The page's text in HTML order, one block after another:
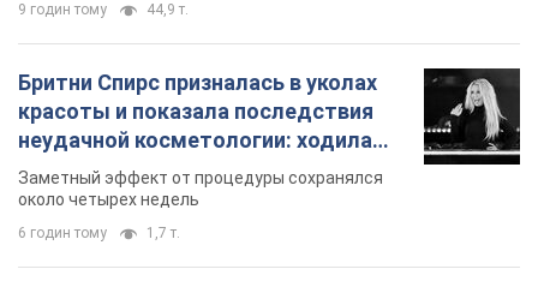
9 годин тому 44,9 т.
Бритни Спирс призналась в уколах
красоты и показала последствия
неудачной косметологии: ходила
так почти месяц
Заметный эффект от процедуры сохранялся
около четырех недель
6 годин тому 1,7 т.